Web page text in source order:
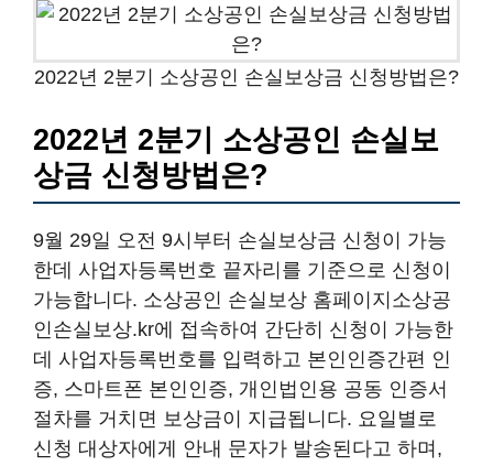
2022년 2분기 소상공인 손실보상금 신청방법은?
2022년 2분기 소상공인 손실보
상금 신청방법은?
9월 29일 오전 9시부터 손실보상금 신청이 가능
한데 사업자등록번호 끝자리를 기준으로 신청이
가능합니다. 소상공인 손실보상 홈페이지소상공
인손실보상.kr에 접속하여 간단히 신청이 가능한
데 사업자등록번호를 입력하고 본인인증간편 인
증, 스마트폰 본인인증, 개인법인용 공동 인증서
절차를 거치면 보상금이 지급됩니다. 요일별로
신청 대상자에게 안내 문자가 발송된다고 하며,